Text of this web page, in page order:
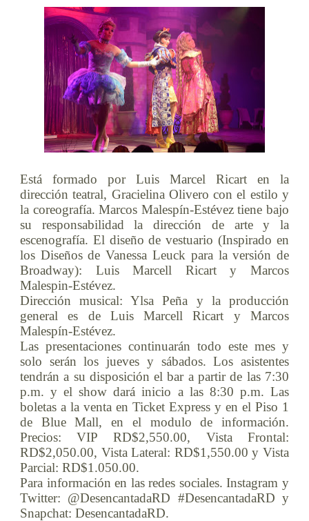
Está formado por Luis Marcel Ricart en la
dirección teatral, Gracielina Olivero con el estilo y
la coreografía. Marcos Malespín-Estévez tiene bajo
su responsabilidad la dirección de arte y la
escenografía. El diseño de vestuario (Inspirado en
los Diseños de Vanessa Leuck para la versión de
Broadway): Luis Marcell Ricart y Marcos
Malespin-Estévez.
Dirección musical: Ylsa Peña y la producción
general es de Luis Marcell Ricart y Marcos
Malespín-Estévez.
Las presentaciones continuarán todo este mes y
solo serán los jueves y sábados. Los asistentes
tendrán a su disposición el bar a partir de las 7:30
p.m. y el show dará inicio a las 8:30 p.m. Las
boletas a la venta en Ticket Express y en el Piso 1
de Blue Mall, en el modulo de información.
Precios: VIP RD$2,550.00, Vista Frontal:
RD$2,050.00, Vista Lateral: RD$1,550.00 y Vista
Parcial: RD$1.050.00.
Para información en las redes sociales. Instagram y
Twitter: @DesencantadaRD #DesencantadaRD y
Snapchat: DesencantadaRD.